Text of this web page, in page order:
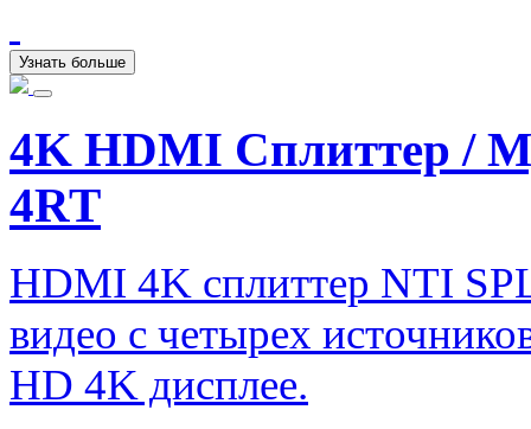
Узнать больше
4K HDMI Сплиттер /
4RT
HDMI 4K сплиттер NTI
видео с четырех
HD 4K дисплее.